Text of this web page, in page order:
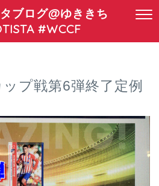
ブログ@ゆききち
#WCCF
プ戦第6弾終了定例